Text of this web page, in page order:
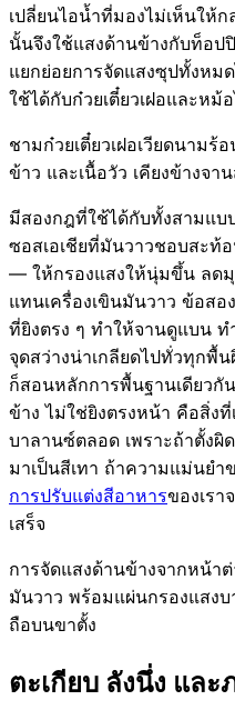
เปลี่ยนไอน้ำที่มองไม่เห็นให้
นั้นจึงใช้แสงด้านข้างกับท็อป
แยกย่อยการจัดแสงซุปทั้งหม
ใช้ได้กับก๋วยเตี๋ยวเฝอและหม้
ชามก๋วยเตี๋ยวเฝอเวียดนาม
ข้าว และเนื้อวัว เคียงข้างจ
มีสองกฎที่ใช้ได้กับทั้งสามแบ
ซอสเอเชียที่มันวาวชอบสะท้
— ให้กรองแสงให้นุ่มขึ้น ลด
แทนเครื่องเขินมันวาว ข้อสอง
ที่ยิงตรง ๆ ทำให้จานดูแบน
จุดสว่างน่าเกลียดไปทั่วทุกพื้
ก็สอนหลักการพื้นฐานเดียว
ข้าง ไม่ใช่ยิงตรงหน้า คือสิ่ง
บาลานซ์ตลอด เพราะถ้าตั้งผิ
มาเป็นสีเทา ถ้าความแม่นย
การปรับแต่งสีอาหารของเร
เสร็จ
การจัดแสงด้านข้างจากหน้า
มันวาว พร้อมแผ่นกรองแสง
ถือบนขาตั้ง
ตะเกียบ ลังนึ่ง และ